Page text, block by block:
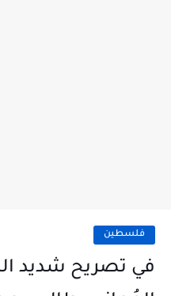
فلسطين
في تصريح شديد